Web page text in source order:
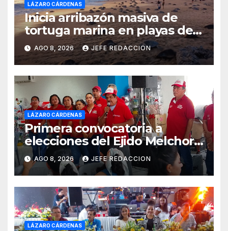
LÁZARO CÁRDENAS
Inicia arribazón masiva de
tortuga marina en playas de
Michoacán
AGO 8, 2026 JEFE REDACCION
LÁZARO CÁRDENAS
Primera convocatoria a
elecciones del Ejido Melchor
Ocampo en Lázaro Cárdenas
el domingo
AGO 8, 2026 JEFE REDACCION
LÁZARO CÁRDENAS